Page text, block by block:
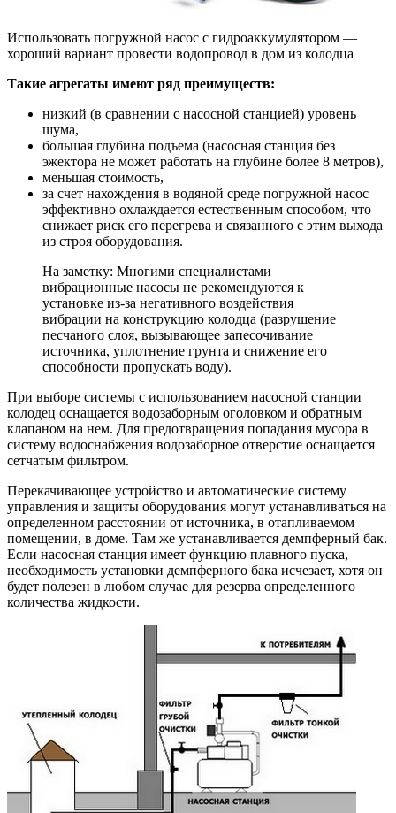
Использовать погружной насос с гидроаккумулятором —
хороший вариант провести водопровод в дом из колодца
Такие агрегаты имеют ряд преимуществ:
низкий (в сравнении с насосной станцией) уровень
шума,
большая глубина подъема (насосная станция без
эжектора не может работать на глубине более 8 метров),
меньшая стоимость,
за счет нахождения в водяной среде погружной насос
эффективно охлаждается естественным способом, что
снижает риск его перегрева и связанного с этим выхода
из строя оборудования.
На заметку: Многими специалистами
вибрационные насосы не рекомендуются к
установке из-за негативного воздействия
вибрации на конструкцию колодца (разрушение
песчаного слоя, вызывающее запесочивание
источника, уплотнение грунта и снижение его
способности пропускать воду).
При выборе системы с использованием насосной станции
колодец оснащается водозаборным оголовком и обратным
клапаном на нем. Для предотвращения попадания мусора в
систему водоснабжения водозаборное отверстие оснащается
сетчатым фильтром.
Перекачивающее устройство и автоматические систему
управления и защиты оборудования могут устанавливаться на
определенном расстоянии от источника, в отапливаемом
помещении, в доме. Там же устанавливается демпферный бак.
Если насосная станция имеет функцию плавного пуска,
необходимость установки демпферного бака исчезает, хотя он
будет полезен в любом случае для резерва определенного
количества жидкости.